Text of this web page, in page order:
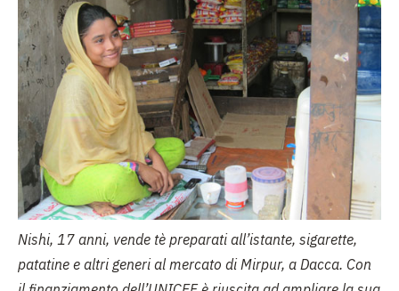
Nishi, 17 anni, vende tè preparati all’istante, sigarette,
patatine e altri generi al mercato di Mirpur, a Dacca. Con